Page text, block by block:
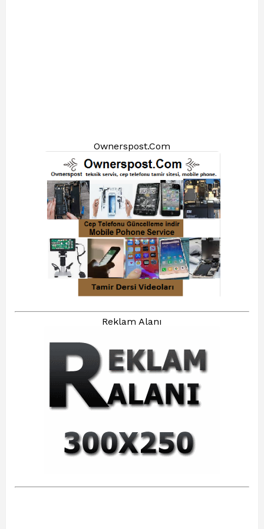
Ownerspost.Com
Reklam Alanı